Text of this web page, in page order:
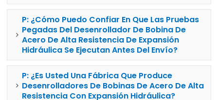
P: ¿Cómo Puedo Confiar En Que Las Pruebas
Pegadas Del Desenrollador De Bobina De
Acero De Alta Resistencia De Expansión
Hidráulica Se Ejecutan Antes Del Envío?
P: ¿Es Usted Una Fábrica Que Produce
Desenrolladores De Bobinas De Acero De Alta
Resistencia Con Expansión Hidráulica?